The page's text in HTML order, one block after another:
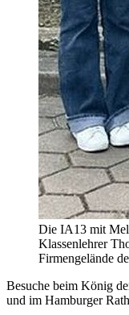
Die IA13 mit
Klassenlehrer
Firmengelände
Besuche beim König
und im Hamburger